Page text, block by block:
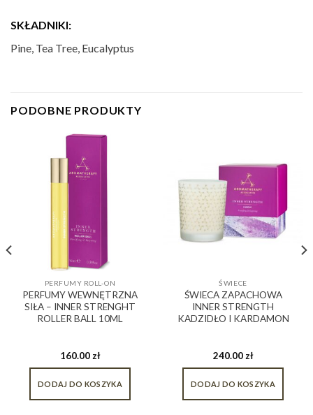
SKŁADNIKI:
Pine, Tea Tree, Eucalyptus
PODOBNE PRODUKTY
PERFUMY ROLL-ON
PERFUMY WEWNĘTRZNA
SIŁA – INNER STRENGHT
ROLLER BALL 10ML
160.00 zł
DODAJ DO KOSZYKA
ŚWIECE
ŚWIECA ZAPACHOWA
INNER STRENGTH
KADZIDŁO I KARDAMON
240.00 zł
DODAJ DO KOSZYKA